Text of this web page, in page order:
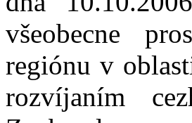
všeobecne
regiónu v
rozvíjaním